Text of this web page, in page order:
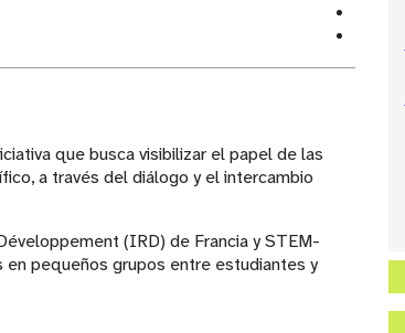
que busca visibilizar el papel de las
a través del diálogo y el intercambio
(IRD) de Francia y STEM-
en pequeños grupos entre estudiantes y